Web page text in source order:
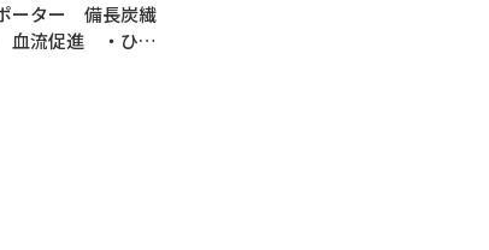
ーター 備長炭繊
流促進 ・ひざ
ル 男女兼